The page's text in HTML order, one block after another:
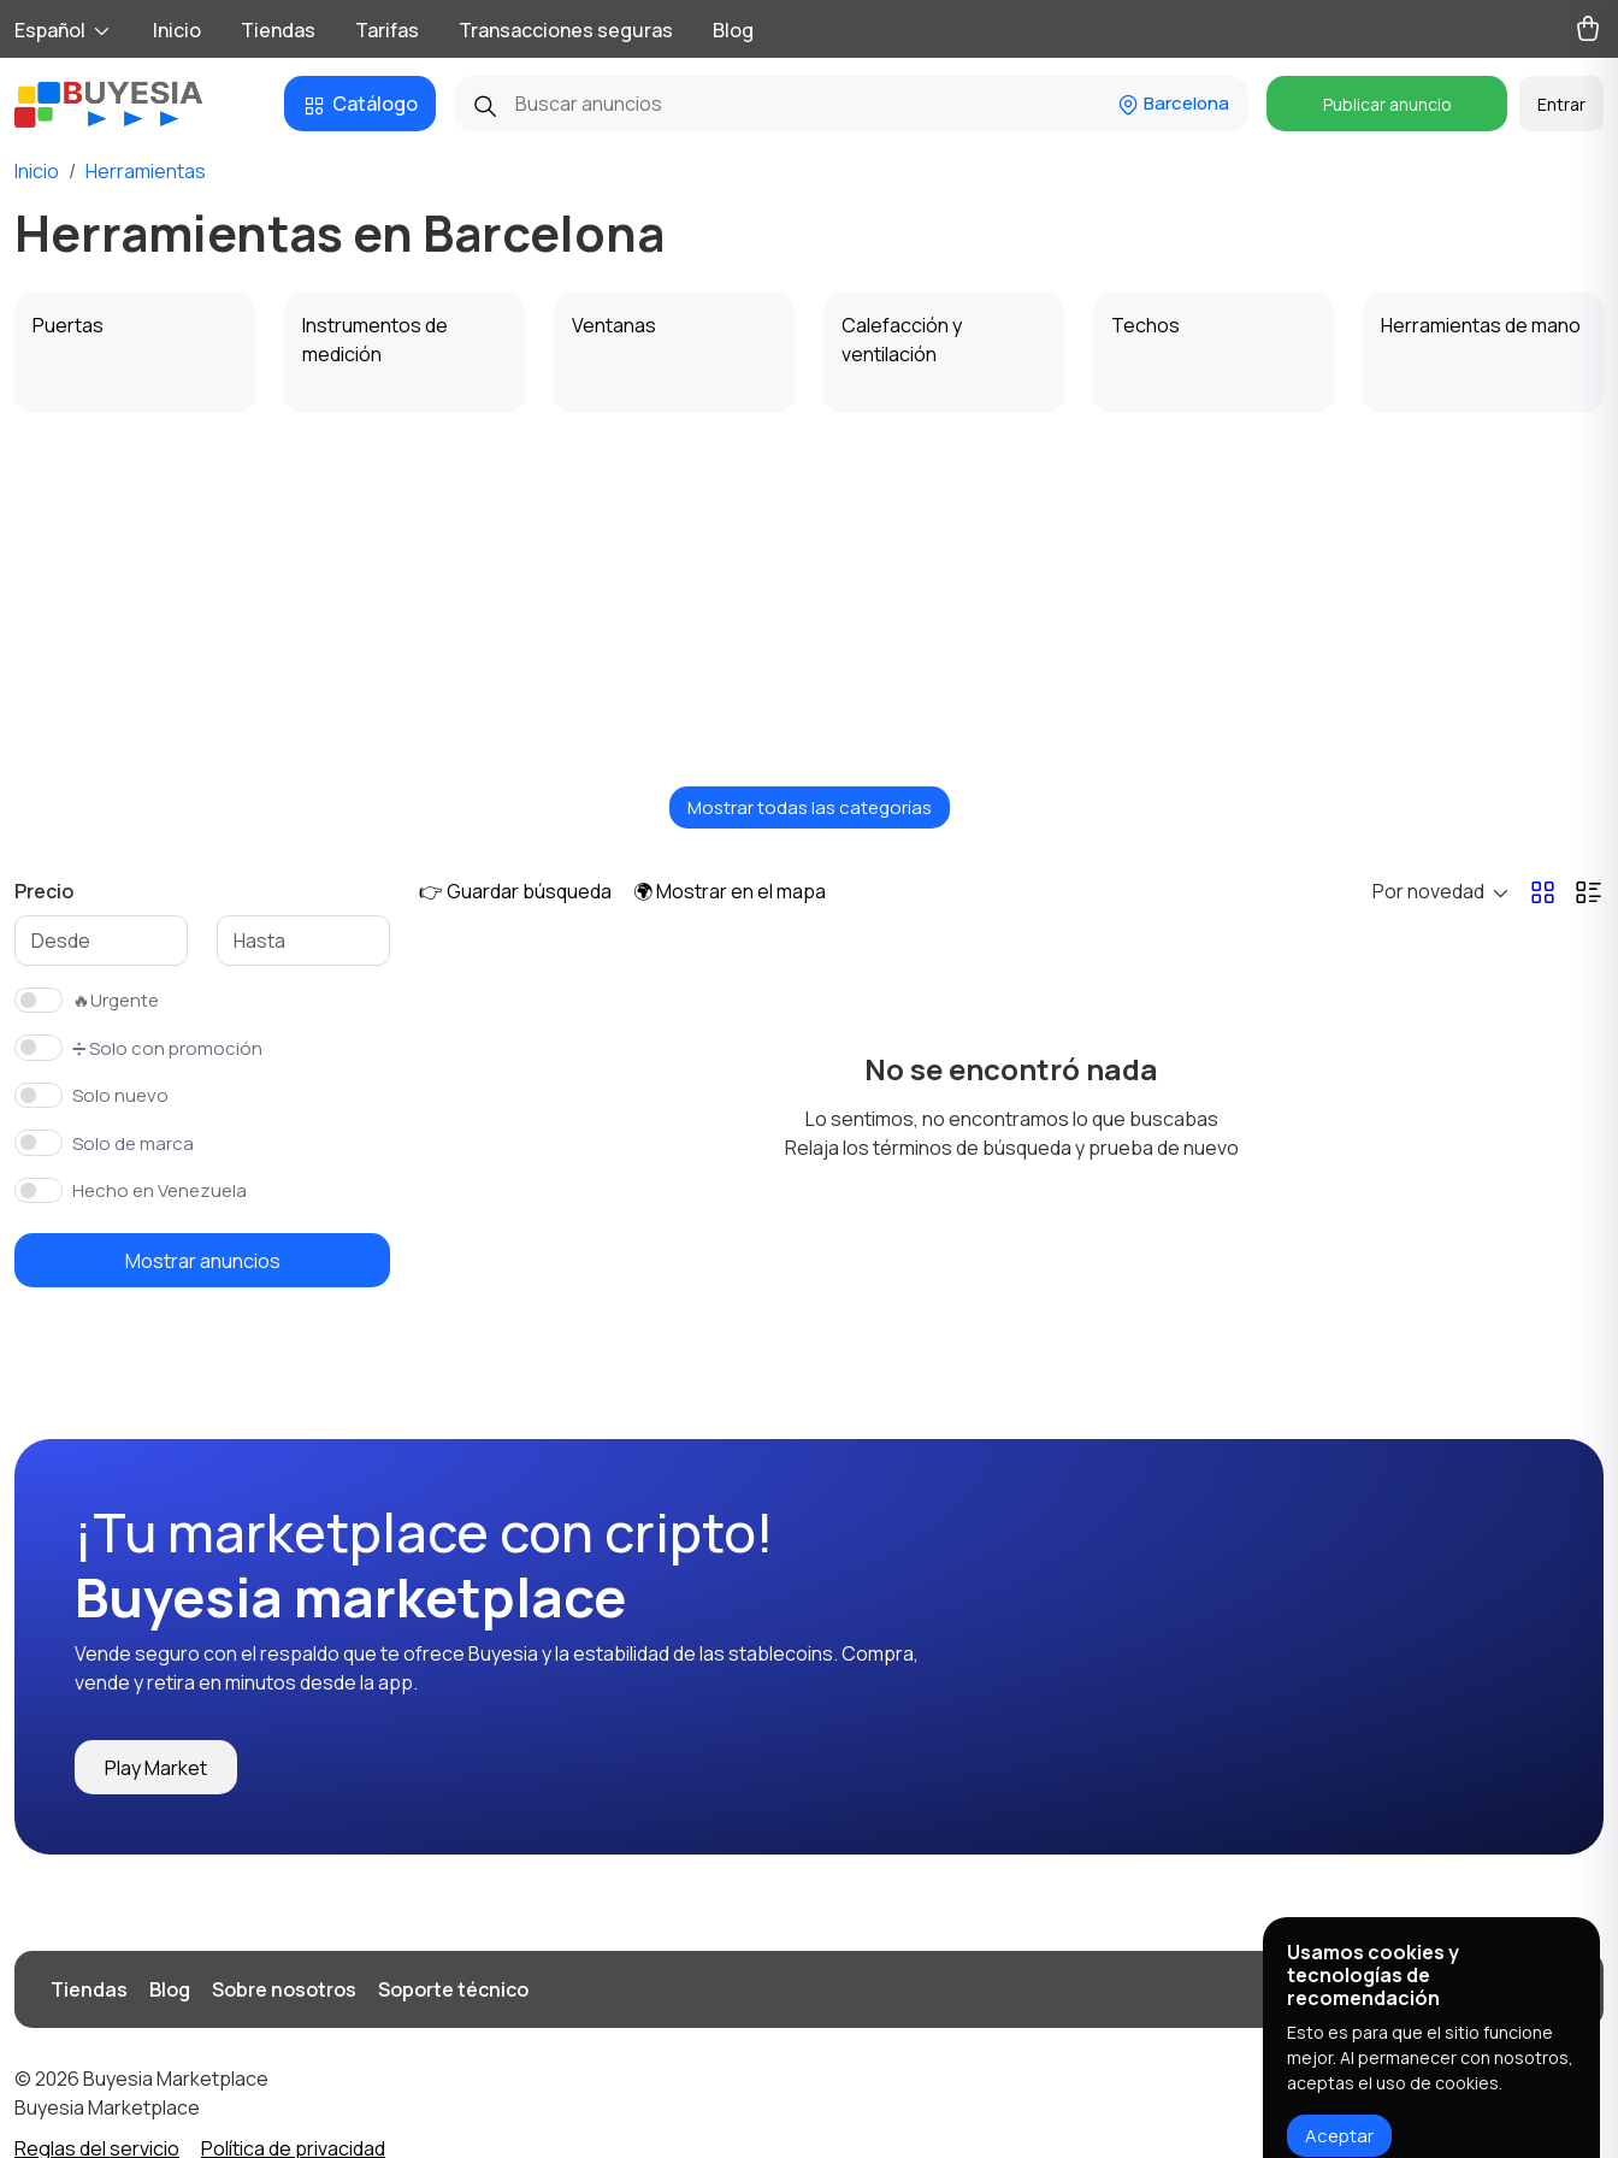
Español Inicio Tiendas Tarifas Transacciones seguras Blog
Catálogo Barcelona Publicar anuncio Entrar
Inicio Herramientas
Herramientas en Barcelona
Puertas
Instrumentos de
medición
Ventanas
Calefacción y
ventilación
Techos Herramientas de mano
Mostrar todas las categorías
Precio
🔥Urgente
➗ Solo con promoción
Solo nuevo
Solo de marca
Hecho en Venezuela
Mostrar anuncios
👉 Guardar búsqueda 🌍 Mostrar en el mapa Por novedad
No se encontró nada
Lo sentimos, no encontramos lo que buscabas
Relaja los términos de búsqueda y prueba de nuevo
¡Tu marketplace con cripto!
Buyesia marketplace
Vende seguro con el respaldo que te ofrece Buyesia y la estabilidad de las stablecoins. Compra,
vende y retira en minutos desde la app.
Play Market
Tiendas Blog Sobre nosotros Soporte técnico
© 2026 Buyesia Marketplace
Buyesia Marketplace
Reglas del servicio
Política de privacidad
Usamos cookies y
tecnologías de
recomendación
Esto es para que el sitio funcione
mejor. Al permanecer con nosotros,
aceptas el uso de cookies.
Aceptar